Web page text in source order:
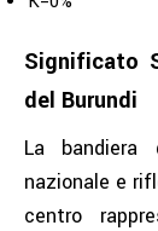
Significato
del Burundi
La
nazionale e
centro